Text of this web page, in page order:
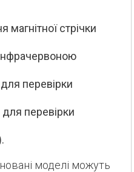
магнітної стрічки
перевірки
перевірки